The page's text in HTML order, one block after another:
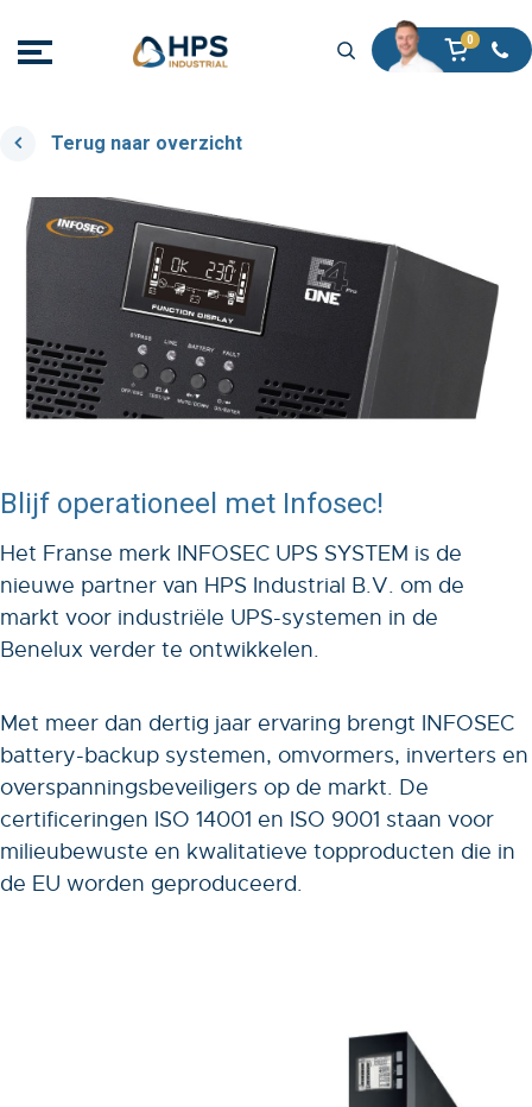
Terug naar overzicht
Blijf operationeel met Infosec!
Het Franse merk INFOSEC UPS SYSTEM is de
nieuwe partner van HPS Industrial B.V. om de
markt voor industriële UPS-systemen in de
Benelux verder te ontwikkelen.
Met meer dan dertig jaar ervaring brengt INFOSEC
battery-backup systemen, omvormers, inverters en
overspanningsbeveiligers op de markt. De
certificeringen ISO 14001 en ISO 9001 staan voor
milieubewuste en kwalitatieve topproducten die in
de EU worden geproduceerd.